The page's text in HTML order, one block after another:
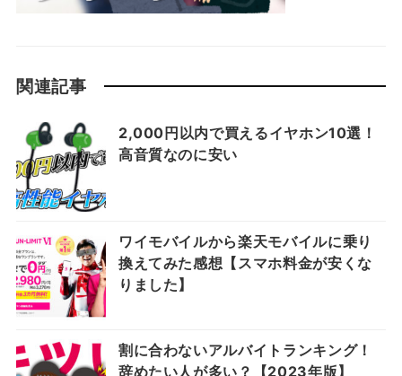
関連記事
2,000円以内で買えるイヤホン10選！
高音質なのに安い
ワイモバイルから楽天モバイルに乗り
換えてみた感想【スマホ料金が安くな
りました】
割に合わないアルバイトランキング！
辞めたい人が多い？【2023年版】